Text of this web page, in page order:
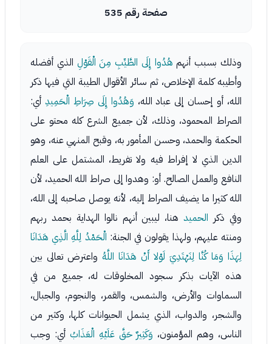
صفحة رقم 535
وذلك بسبب أنهم هُدُوا إِلَى الطَّيِّبِ مِنَ الْقَوْلِ الذي أفضله
وأطيبه كلمة الإخلاص، ثم سائر الأقوال الطيبة التي فيها ذكر
الله، أو إحسان إلى عباد الله، وَهُدُوا إِلَى صِرَاطِ الْحَمِيدِ أي:
الصراط المحمود، وذلك، لأن جميع الشرع كله محتو على
الحكمة والحمد، وحسن المأمور به، وقبح المنهي عنه، وهو
الدين الذي لا إفراط فيه ولا تفريط، المشتمل على العلم
النافع والعمل الصالح. أو: وهدوا إلى صراط الله الحميد، لأن
الله كثيرا ما يضيف الصراط إليه، لأنه يوصل صاحبه إلى الله،
وفي ذكر الحميدهنا، ليبين أنهم نالوا الهداية بحمد ربهم
ومنته عليهم، ولهذا يقولون في الجنة: الْحَمْدُ لِلَّهِ الَّذِي هَدَانَا
لِهَذَا وَمَا كُنَّا لِنَهْتَدِيَ لَوْلا أَنْ هَدَانَا اللَّهُ واعترض تعالى بين
هذه الآيات بذكر سجود المخلوقات له، جميع من في
السماوات والأرض، والشمس، والقمر، والنجوم، والجبال،
والشجر، والدواب، الذي يشمل الحيوانات كلها، وكثير من
الناس، وهم المؤمنون، وَكَثِيرٌ حَقَّ عَلَيْهِ الْعَذَابُ أي: وجب